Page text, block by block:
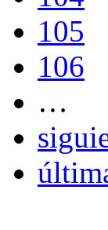
105
106
…